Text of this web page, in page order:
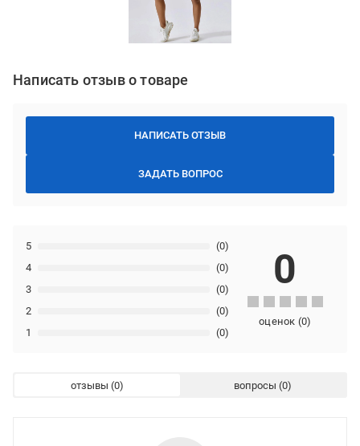
Написать отзыв о товаре
НАПИСАТЬ ОТЗЫВ
ЗАДАТЬ ВОПРОС
1 (0)
2 (0)
3 (0)
4 (0)
5 (0)
0
оценок (0)
отзывы вопросы